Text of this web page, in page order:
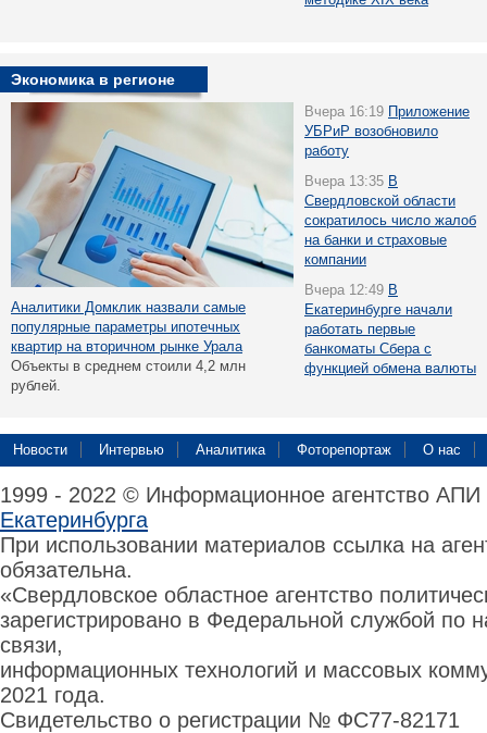
Экономика в регионе
Аналитики Домклик назвали самые
популярные параметры ипотечных
квартир на вторичном рынке Урала
Объекты в среднем стоили 4,2 млн
рублей.
Вчера 16:19 Приложение
УБРиР возобновило
работу
Вчера 13:35 В
Свердловской области
сократилось число жалоб
на банки и страховые
компании
Вчера 12:49 В
Екатеринбурге начали
работать первые
банкоматы Сбера с
функцией обмена валюты
Новости Интервью Аналитика Фоторепортаж О нас
1999 - 2022 © Информационное агентство
Екатеринбурга
При использовании материалов ссылка на
обязательна.
«Свердловское областное агентство
зарегистрировано в Федеральной службой по
связи,
информационных технологий и массовых
2021 года.
Свидетельство о регистрации № ФС77-82171